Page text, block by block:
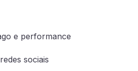
e performance
sociais